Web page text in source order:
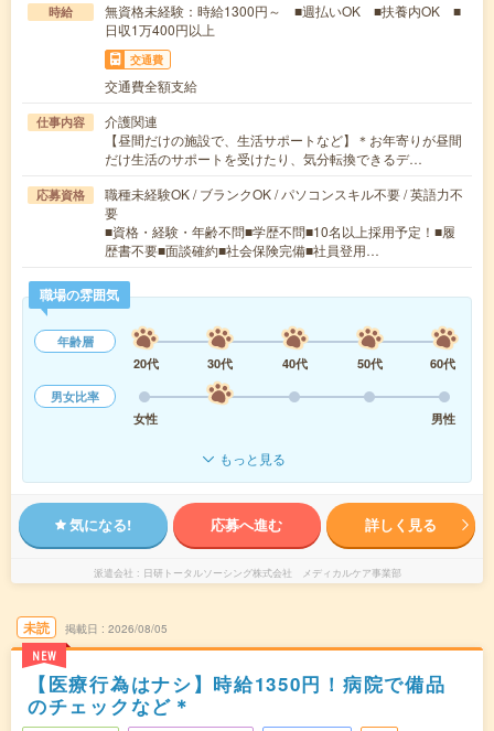
時給
無資格未経験：時給1300円～ ■週払いOK ■扶養内OK ■
日収1万400円以上
交通費
交通費全額支給
仕事内容
介護関連
【昼間だけの施設で、生活サポートなど】＊お年寄りが昼間
だけ生活のサポートを受けたり、気分転換できるデ…
応募資格
職種未経験OK / ブランクOK / パソコンスキル不要 / 英語力不
要
■資格・経験・年齢不問■学歴不問■10名以上採用予定！■履
歴書不要■面談確約■社会保険完備■社員登用…
職場の雰囲気
年齢層
20代
30代 40代 50代
60代
男女比率
女性
男性
もっと見る
気になる! 応募へ進む 詳しく見る
派遣会社 日研トータルソーシング株式会社 メディカルケア事業部
未読
NEW
掲載日 2026/08/05
【医療行為はナシ】時給1350円！病院で備品
のチェックなど＊